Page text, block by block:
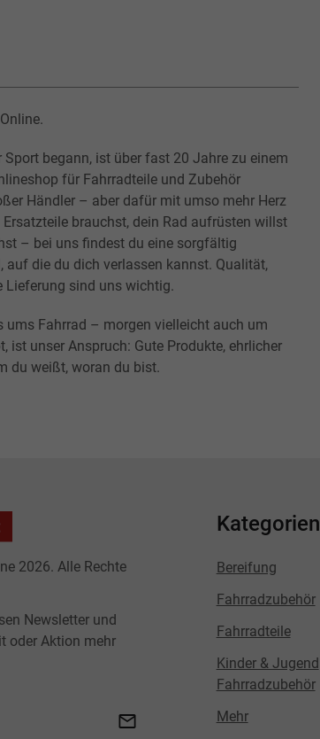
begann, ist über fast 20 Jahre zu einem
für Fahrradteile und Zubehör
Händler – aber dafür mit umso mehr Herz
brauchst, dein Rad aufrüsten willst
– bei uns findest du eine sorgfältig
auf die du dich verlassen kannst. Qualität,
Lieferung sind uns wichtig.
ums Fahrrad – morgen vielleicht auch um
ist unser Anspruch: Gute Produkte, ehrlicher
du weißt, woran du bist.
2026. Alle Rechte
Newsletter und
oder Aktion mehr
Kategorien
Bereifung
Fahrradzubehör
Fahrradteile
Kinder & Jugend
Fahrradzubehör
Mehr